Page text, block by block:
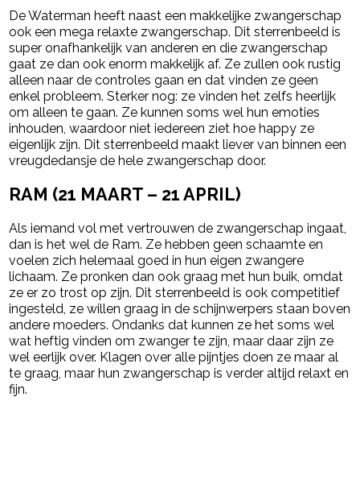
De Waterman heeft naast een makkelijke zwangerschap
ook een mega relaxte zwangerschap. Dit sterrenbeeld is
super onafhankelijk van anderen en die zwangerschap
gaat ze dan ook enorm makkelijk af. Ze zullen ook rustig
alleen naar de controles gaan en dat vinden ze geen
enkel probleem. Sterker nog: ze vinden het zelfs heerlijk
om alleen te gaan. Ze kunnen soms wel hun emoties
inhouden, waardoor niet iedereen ziet hoe happy ze
eigenlijk zijn. Dit sterrenbeeld maakt liever van binnen een
vreugdedansje de hele zwangerschap door.
RAM (21 MAART – 21 APRIL)
Als iemand vol met vertrouwen de zwangerschap ingaat,
dan is het wel de Ram. Ze hebben geen schaamte en
voelen zich helemaal goed in hun eigen zwangere
lichaam. Ze pronken dan ook graag met hun buik, omdat
ze er zo trost op zijn. Dit sterrenbeeld is ook competitief
ingesteld, ze willen graag in de schijnwerpers staan boven
andere moeders. Ondanks dat kunnen ze het soms wel
wat heftig vinden om zwanger te zijn, maar daar zijn ze
wel eerlijk over. Klagen over alle pijntjes doen ze maar al
te graag, maar hun zwangerschap is verder altijd relaxt en
fijn.